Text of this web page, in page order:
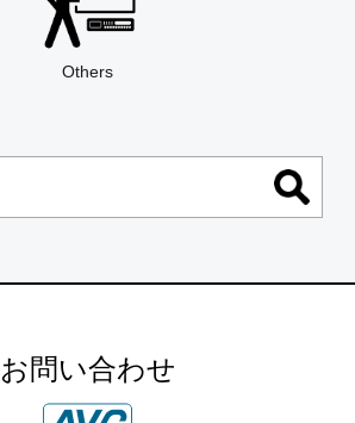
Others
お問い合わせ